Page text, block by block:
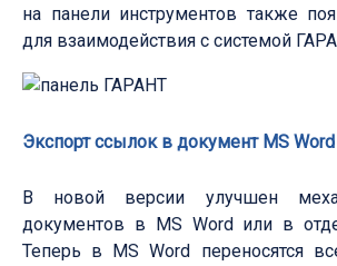
на панели инструментов также
для взаимодействия с системой
Экспорт ссылок в документ MS Word
В новой версии улучшен
документов в MS Word или в
Теперь в MS Word переносятся